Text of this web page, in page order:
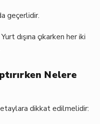
geçerlidir.
dışına çıkarken her iki
Nelere
dikkat edilmelidir: